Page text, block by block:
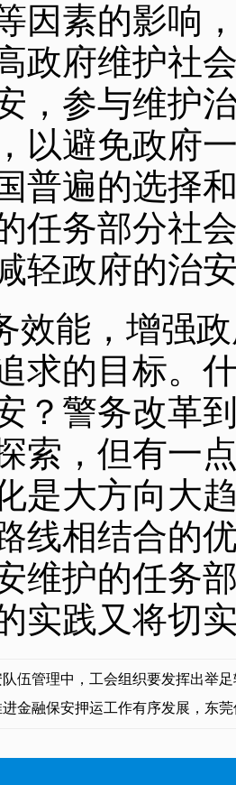
因素的影响
政府维护社
，参与维护
以避免政府
普遍的选择
任务部分社
轻政府的治
效能，增强
求的目标。
？警务改革
索，但有一
是大方向大
线相结合的
维护的任务
实践又将切
伍管理中，工会组织要发挥出举
进金融保安押运工作有序发展，东